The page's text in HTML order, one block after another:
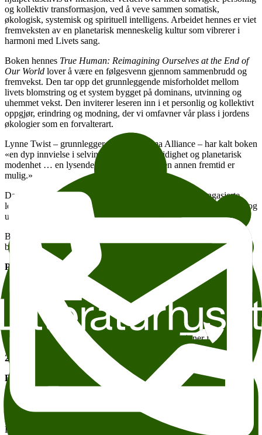
og kollektiv transformasjon, ved å veve sammen somatisk,
økologisk, systemisk og spirituell intelligens. Arbeidet hennes er viet
fremveksten av en planetarisk menneskelig kultur som vibrerer i
harmoni med Livets sang.
Boken hennes True Human: Reimagining Ourselves at the End of
Our World lover å være en følgesvenn gjennom sammenbrudd og
fremvekst. Den tar opp det grunnleggende misforholdet mellom
livets blomstring og et system bygget på dominans, utvinning og
uhemmet vekst. Den inviterer leseren inn i et personlig og kollektivt
oppgjør, erindring og modning, der vi omfavner vår plass i jordens
økologier som en forvalterart.
Lynne Twist – grunnlegger av Pachamama Alliance – har kalt boken
«en dyp innvielse i selvinnsikt, hellig gjensidighet og planetarisk
modenhet … en lysende påminnelse om at en annen fremtid er
mulig.»
Daniel Schmachtenberger sier at boken «gir den dypt engasjerte
leseren en ny samstemning av sanser og sinn med den mirakuløse og
ubegripelige helligheten i jorden og biosfæren.»
Bli med på en inspirerende fordypning i visdom og visjon for en
blomstrende fremtid for menneske og planet!
Program for kvelden:
Samantha Sweetwater presenterer
True Human
Panelsamtale med Ivo Mensch (Perspectiva, Lakefront) og
Caroline Hargreaves (Pinecone Leadership)
Felles dialog i plenum, spørsmål og refleksjoner fra publikum
20:00 – Avslutning
Bidrag:
Arrangementet er på engelsk.
Arrangementet er organisert i samarbeid med Pinecone Leadership,
Biodynamisk Forening, Villheima og Foreningen.